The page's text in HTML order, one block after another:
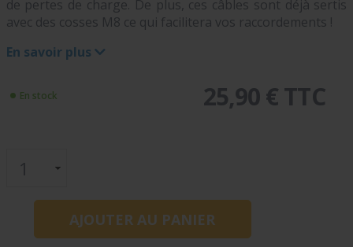
de pertes de charge. De plus, ces câbles sont déjà sertis
avec des cosses M8 ce qui facilitera vos raccordements !
En savoir plus
En stock 25,90 € TTC